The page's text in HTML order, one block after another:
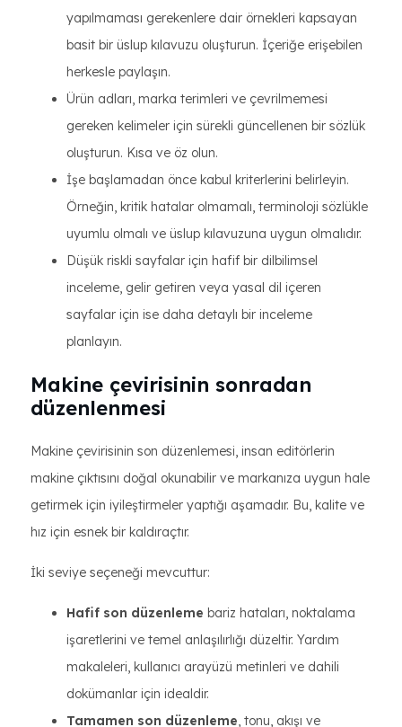
yapılmaması gerekenlere dair örnekleri kapsayan
basit bir üslup kılavuzu oluşturun. İçeriğe erişebilen
herkesle paylaşın.
Ürün adları, marka terimleri ve çevrilmemesi
gereken kelimeler için sürekli güncellenen bir sözlük
oluşturun. Kısa ve öz olun.
İşe başlamadan önce kabul kriterlerini belirleyin.
Örneğin, kritik hatalar olmamalı, terminoloji sözlükle
uyumlu olmalı ve üslup kılavuzuna uygun olmalıdır.
Düşük riskli sayfalar için hafif bir dilbilimsel
inceleme, gelir getiren veya yasal dil içeren
sayfalar için ise daha detaylı bir inceleme
planlayın.
Makine çevirisinin sonradan
düzenlenmesi
Makine çevirisinin son düzenlemesi, insan editörlerin
makine çıktısını doğal okunabilir ve markanıza uygun hale
getirmek için iyileştirmeler yaptığı aşamadır. Bu, kalite ve
hız için esnek bir kaldıraçtır.
İki seviye seçeneği mevcuttur:
Hafif son düzenleme bariz hataları, noktalama
işaretlerini ve temel anlaşılırlığı düzeltir. Yardım
makaleleri, kullanıcı arayüzü metinleri ve dahili
dokümanlar için idealdir.
Tamamen son düzenleme, tonu, akışı ve